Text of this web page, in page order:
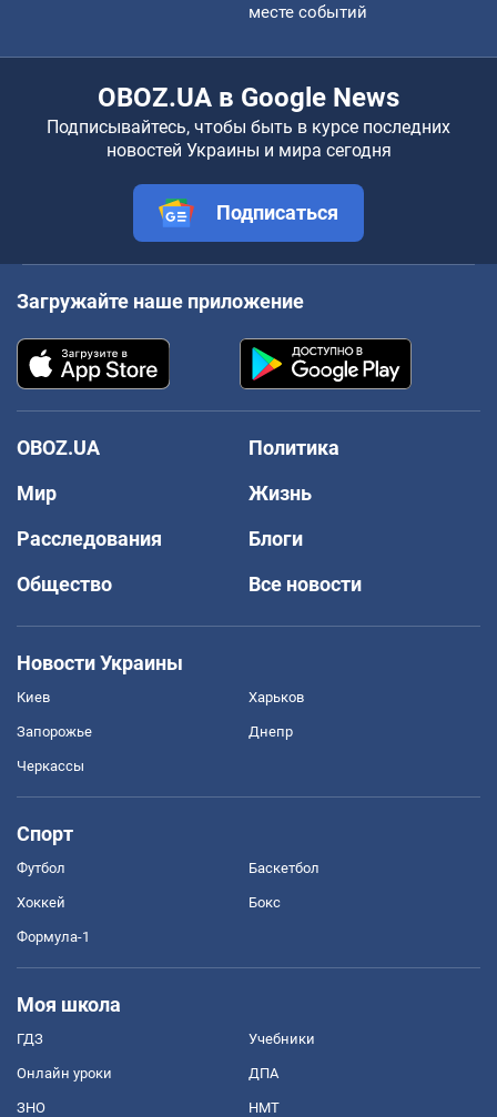
месте событий
OBOZ.UA в Google News
Подписывайтесь, чтобы быть в курсе последних
новостей Украины и мира сегодня
Подписаться
Загружайте наше приложение
OBOZ.UA
Политика
Мир
Жизнь
Расследования
Блоги
Общество
Все новости
Новости Украины
Киев Харьков
Запорожье Днепр
Черкассы
Спорт
Футбол Баскетбол
Хоккей Бокс
Формула-1
Моя школа
ГДЗ Учебники
Онлайн уроки ДПА
ЗНО НМТ